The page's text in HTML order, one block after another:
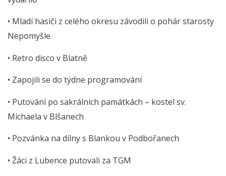
• Mladí hasiči z celého okresu závodili o pohár starosty
Nepomyšle
• Retro disco v Blatně
• Zapojili se do týdne programování
• Putování po sakrálních památkách – kostel sv.
Michaela v Blšanech
• Pozvánka na dílny s Blankou v Podbořanech
• Žáci z Lubence putovali za TGM